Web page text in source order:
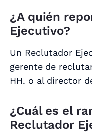
¿A quién
Ejecutivo?
Un Reclutador
gerente de
HH. o al director
¿Cuál es el
Reclutador